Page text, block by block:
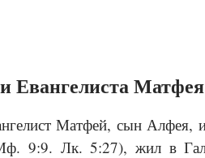
Евангелиста Матфея
Матфей, сын Алфея,
9:9. Лк. 5:27), жил в